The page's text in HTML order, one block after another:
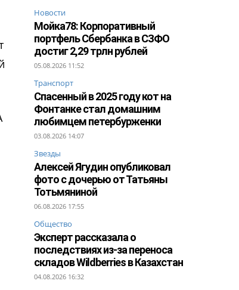
Новости
Мойка78: Корпоративный
портфель Сбербанка в СЗФО
достиг 2,29 трлн рублей
05.08.2026 11:52
Транспорт
Спасенный в 2025 году кот на
Фонтанке стал домашним
любимцем петербурженки
03.08.2026 14:07
Звезды
Алексей Ягудин опубликовал
фото с дочерью от Татьяны
Тотьмяниной
06.08.2026 17:55
Общество
Эксперт рассказала о
последствиях из-за переноса
складов Wildberries в Казахстан
04.08.2026 16:32